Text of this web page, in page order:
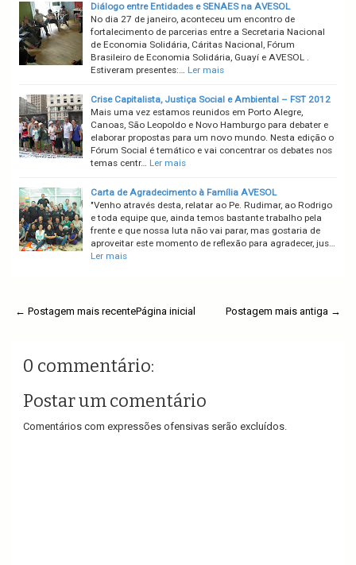
Diálogo entre Entidades e SENAES na AVESOL
No dia 27 de janeiro, aconteceu um encontro de
fortalecimento de parcerias entre a Secretaria Nacional
de Economia Solidária, Cáritas Nacional, Fórum
Brasileiro de Economia Solidária, Guayí e AVESOL .
Estiveram presentes:… Ler mais
Crise Capitalista, Justiça Social e Ambiental – FST 2012
Mais uma vez estamos reunidos em Porto Alegre,
Canoas, São Leopoldo e Novo Hamburgo para debater e
elaborar propostas para um novo mundo. Nesta edição o
Fórum Social é temático e vai concentrar os debates nos
temas centr… Ler mais
Carta de Agradecimento à Família AVESOL
"Venho através desta, relatar ao Pe. Rudimar, ao Rodrigo
e toda equipe que, ainda temos bastante trabalho pela
frente e que nossa luta não vai parar, mas gostaria de
aproveitar este momento de reflexão para agradecer, jus…
Ler mais
← Postagem mais recente Postagem mais antiga →
Página inicial
0 commentário:
Postar um comentário
Comentários com expressões ofensivas serão excluídos.